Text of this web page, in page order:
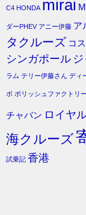
C4 HONDA mirai
ダーPHEV アニー伊藤 ア
タクルーズ コ
シンガポール
ラム テリー伊藤さん ディ
ボ ポリッシュファクトリー
チャバン ロイヤ
海クルーズ
試乗記 香港